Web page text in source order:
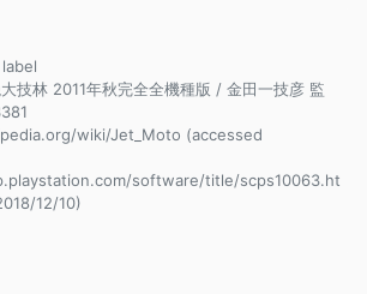
技林 2011年秋完全全機種版 / 金田一技彦 監
wiki/Jet_Moto (accessed
software/title/scps10063.ht
12/10)